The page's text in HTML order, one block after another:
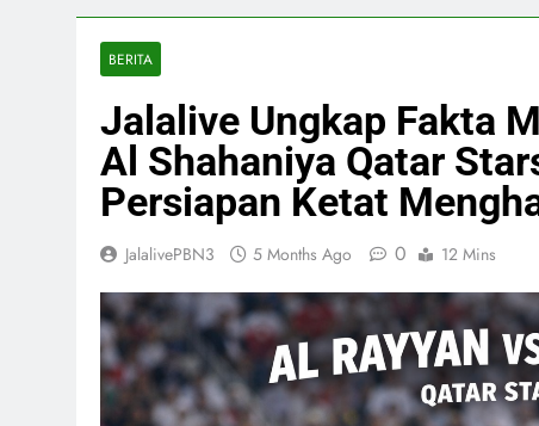
BERITA
Jalalive Ungkap Fakta
Al Shahaniya Qatar
Persiapan Ketat
JalalivePBN3 5 Months Ago 0 12 Mins